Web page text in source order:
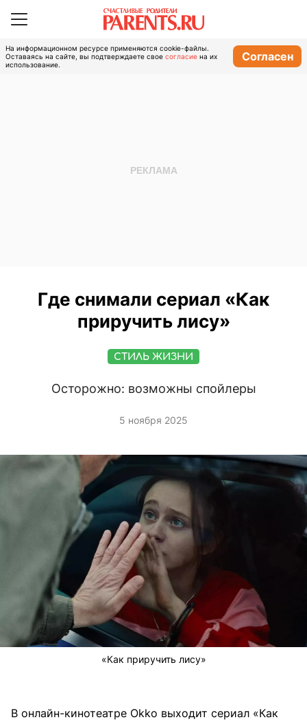
На информационном ресурсе применяются cookie-файлы.
Оставаясь на сайте, вы подтверждаете свое согласие на их
использование.
Согласен
Где снимали сериал «Как
приручить лису»
СТИЛЬ ЖИЗНИ
Осторожно: возможны спойлеры
5 ноября 2025
«Как приручить лису»
В онлайн-кинотеатре Okko выходит сериал «Как